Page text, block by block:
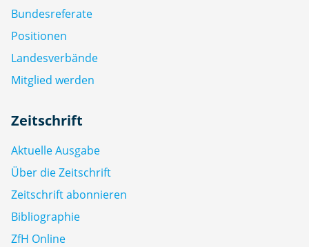
Bundesreferate
Positionen
Landesverbände
Mitglied werden
Zeitschrift
Aktuelle Ausgabe
Über die Zeitschrift
Zeitschrift abonnieren
Bibliographie
ZfH Online